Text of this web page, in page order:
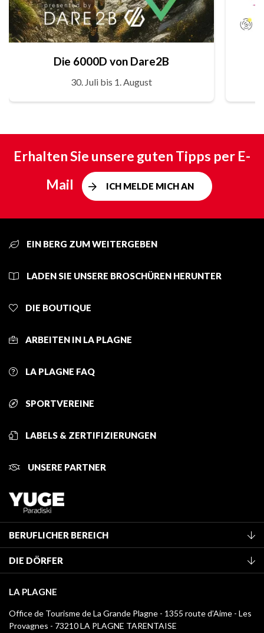
Die 6000D von Dare2B
30. Juli bis 1. August
Erhalten Sie unsere guten Tipps per E-
Mail
ICH MELDE MICH AN
EIN BERG ZUM WEITERGEBEN
LADEN SIE UNSERE BROSCHÜREN HERUNTER
DIE BOUTIQUE
ARBEITEN IN LA PLAGNE
LA PLAGNE FAQ
SPORTVEREINE
LABELS & ZERTIFIZIERUNGEN
UNSERE PARTNER
BERUFLICHER BEREICH
Mitglied des Fremdenverkehrsamtes werden
Klassifizierung von Möbeln
Kurtaxe
Mediathek
Logos La Plagne
DIE DÖRFER
Montchavin - Les Coches
Champagny-en-Vanoise
LA PLAGNE
Office de Tourisme de La Grande Plagne - 1355 route d’Aime - Les
Provagnes - 73210 LA PLAGNE TARENTAISE